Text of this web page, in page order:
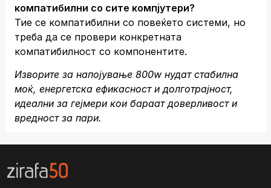
компатибилни со сите компјутери?
Тие се компатибилни со повеќето системи, но
треба да се провери конкретната
компатибилност со компонентите.
Изворите за напојување 800w нудат стабилна
моќ, енергетска ефикасност и долготрајност,
идеални за гејмери кои бараат доверливост и
вредност за пари.